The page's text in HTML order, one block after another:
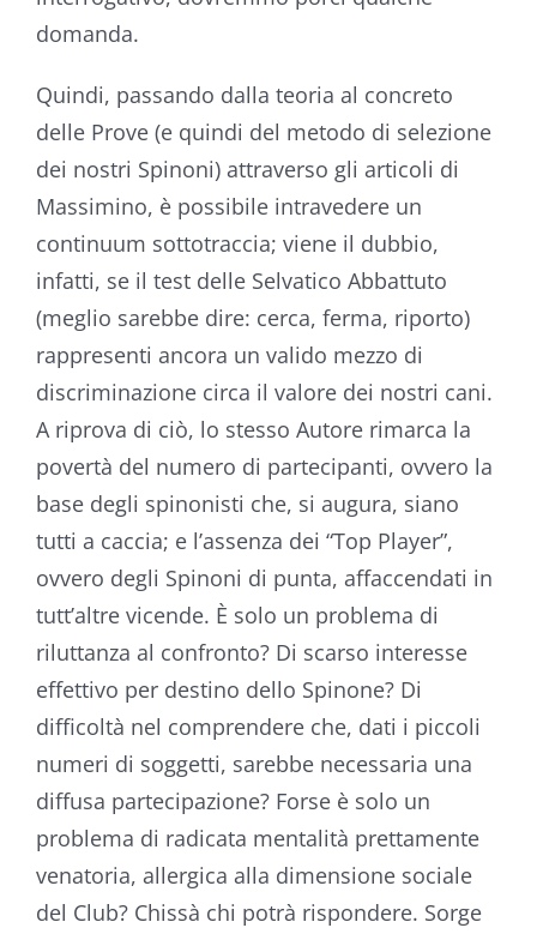
domanda.
Quindi, passando dalla teoria al concreto
delle Prove (e quindi del metodo di selezione
dei nostri Spinoni) attraverso gli articoli di
Massimino, è possibile intravedere un
continuum sottotraccia; viene il dubbio,
infatti, se il test delle Selvatico Abbattuto
(meglio sarebbe dire: cerca, ferma, riporto)
rappresenti ancora un valido mezzo di
discriminazione circa il valore dei nostri cani.
A riprova di ciò, lo stesso Autore rimarca la
povertà del numero di partecipanti, ovvero la
base degli spinonisti che, si augura, siano
tutti a caccia; e l’assenza dei “Top Player”,
ovvero degli Spinoni di punta, affaccendati in
tutt’altre vicende. È solo un problema di
riluttanza al confronto? Di scarso interesse
effettivo per destino dello Spinone? Di
difficoltà nel comprendere che, dati i piccoli
numeri di soggetti, sarebbe necessaria una
diffusa partecipazione? Forse è solo un
problema di radicata mentalità prettamente
venatoria, allergica alla dimensione sociale
del Club? Chissà chi potrà rispondere. Sorge